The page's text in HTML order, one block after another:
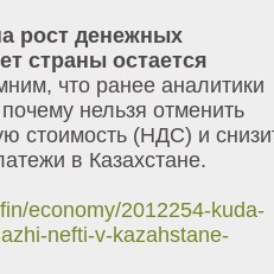
рост денежных
страны остается
что ранее аналитики
нельзя отменить
стоимость (НДС) и
в Казахстане.
economy/2012254-kuda-
nefti-v-kazahstane-